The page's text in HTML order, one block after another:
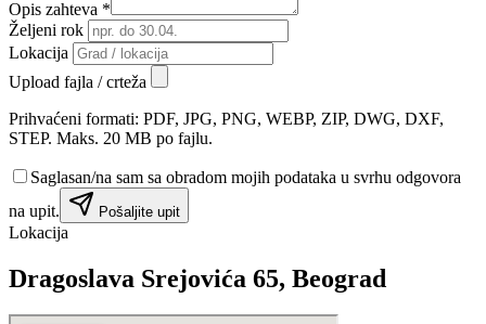
Opis zahteva *
Željeni rok
Lokacija
Upload fajla / crteža
Prihvaćeni formati: PDF, JPG, PNG, WEBP, ZIP, DWG, DXF,
STEP. Maks. 20 MB po fajlu.
Saglasan/na sam sa obradom mojih podataka u svrhu odgovora
na upit.
Pošaljite upit
Lokacija
Dragoslava Srejovića 65, Beograd